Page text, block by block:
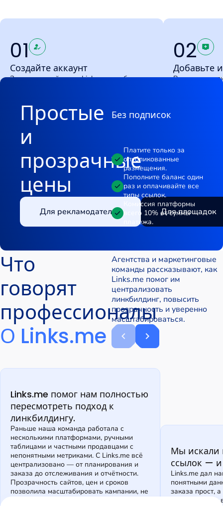
01
Создайте аккаунт
Зарегистрируйтесь в Links.me, чтобы
02
Добавьте
Простые
и
прозрачные
цены
Для рекламодателей Для площадок
Без подписок
Платите только за
опубликованные
размещения.
Пополните баланс один
раз и оплачивайте все
типы ссылок.
Комиссия платформы
всего 10% от суммы
платежа.
Что
говорят
профессионалы
О Links.me
Агентства и маркетинговые
команды рассказывают, как
Links.me помог им
централизовать
линкбилдинг, повысить
прозрачность и уверенно
масштабироваться.
Links.me помог нам полностью
пересмотреть подход к
линкбилдингу.
Раньше наша команда работала с
несколькими платформами, ручными
таблицами и частными продавцами с
непонятными метриками. С Links.me всё
централизовано — от планирования и
заказа до отслеживания и отчётности.
Прозрачность сайтов, цен и сроков
позволила масштабировать кампании, не
Мы искали
ссылок —
Links.me дал
понятными
заказа прост,
как для наших